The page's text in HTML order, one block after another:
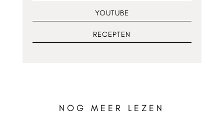
YOUTUBE
RECEPTEN
NOG MEER LEZEN